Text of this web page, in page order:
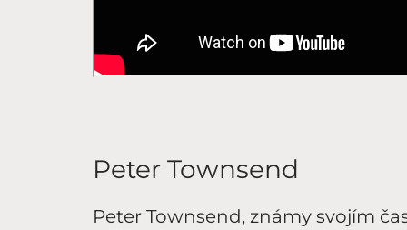
Peter Townsend
Peter Townsend, známy svojím